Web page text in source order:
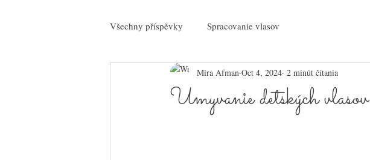
Všechny příspěvky Spracovanie vlasov
Umyvanie detských vlasov
Mira Afman Oct 4, 2024 2 minút čítania